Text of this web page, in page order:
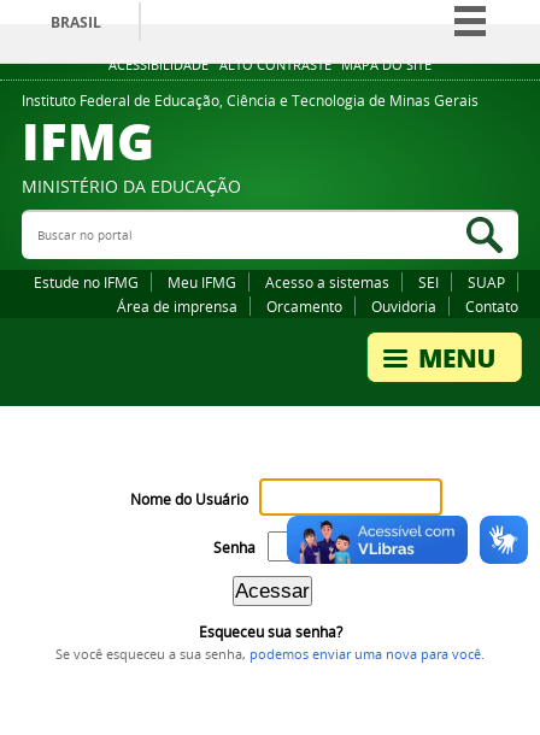
ACESSIBILIDADE ALTO CONTRASTE MAPA DO SITE
BRASIL
Simplifique!
Comunica BR
Legislação
Instituto Federal de Educação, Ciência e Tecnologia de Minas Gerais
IFMG
MINISTÉRIO DA EDUCAÇÃO
Buscar no portal
Estude no IFMG Meu IFMG Acesso a sistemas SEI
SUAP
Área de imprensa
Orcamento Ouvidoria Contato
Nome do Usuário
Senha
Esqueceu sua senha?
Se você esqueceu a sua senha, podemos enviar uma nova para você